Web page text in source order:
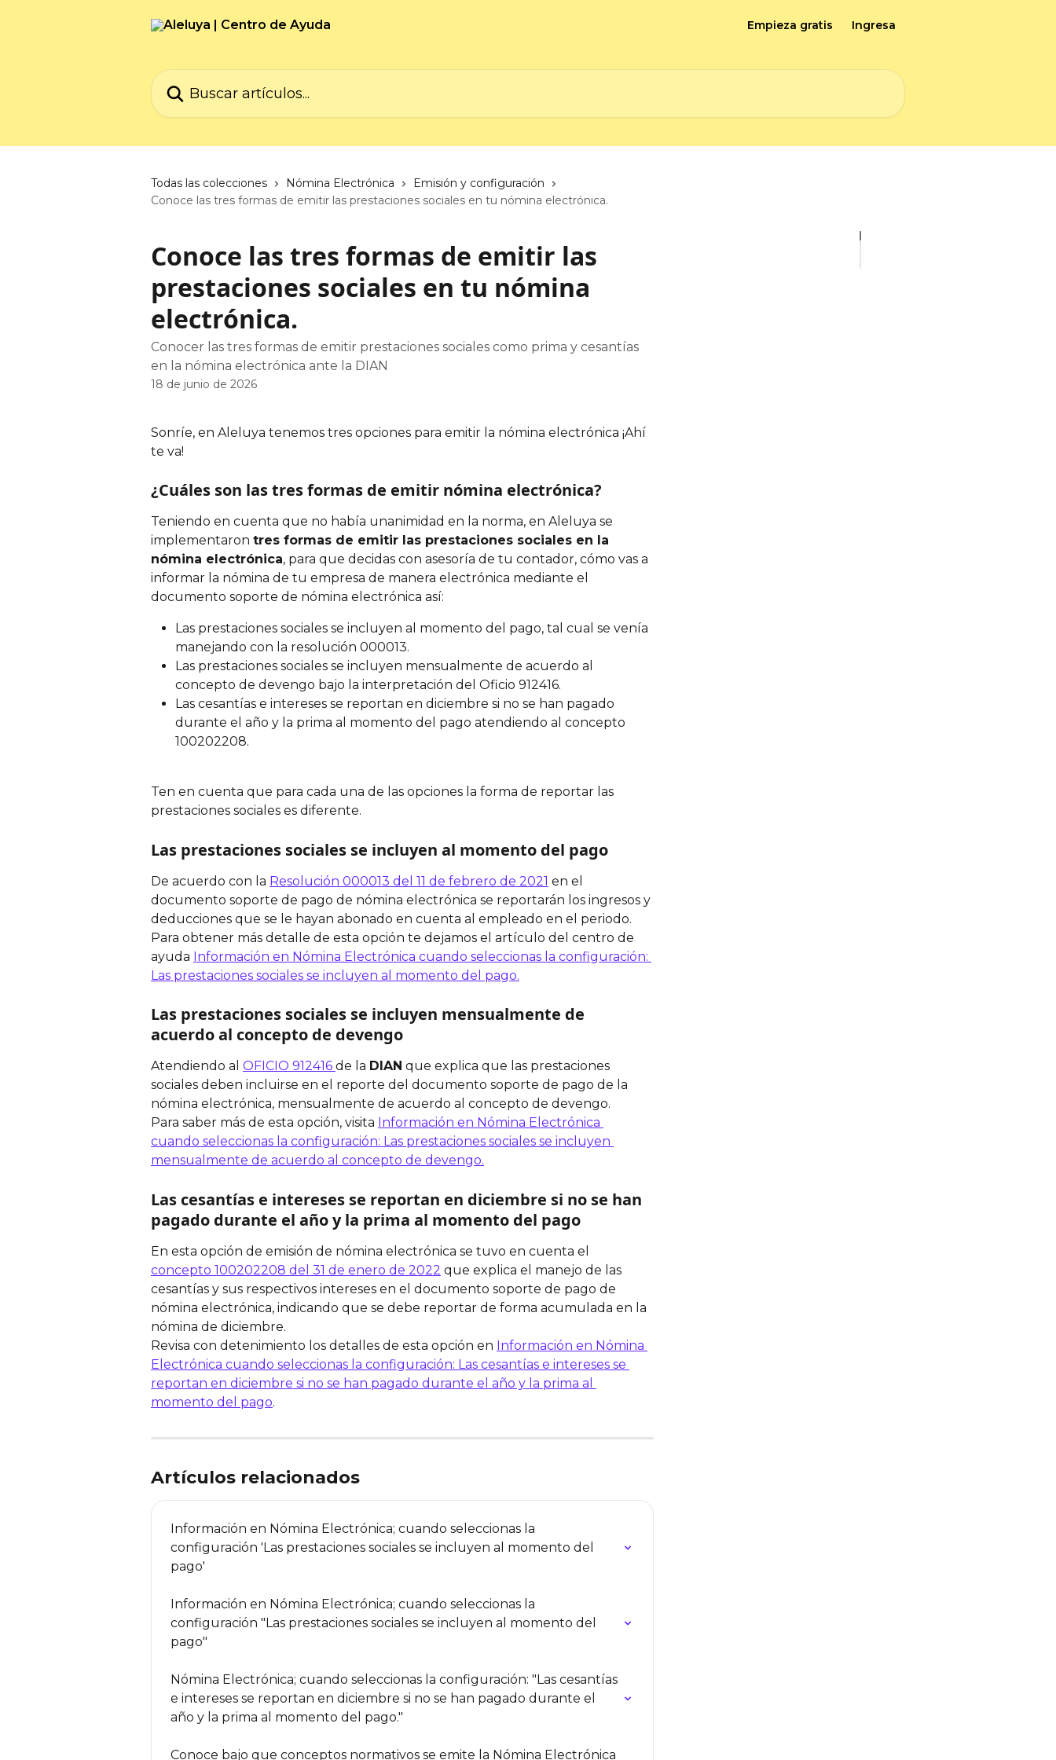
Empieza gratis Ingresa
Buscar artículos...
Todas las colecciones Nómina Electrónica
Emisión y configuración
Conoce las tres formas de emitir las prestaciones sociales en tu nómina electrónica.
Conoce las tres formas de emitir las
prestaciones sociales en tu nómina
electrónica.
Conocer las tres formas de emitir prestaciones sociales como prima y cesantías
en la nómina electrónica ante la DIAN
18 de junio de 2026
Sonríe, en Aleluya tenemos tres opciones para emitir la nómina electrónica ¡Ahí
te va!
¿Cuáles son las tres formas de emitir nómina electrónica?
Teniendo en cuenta que no había unanimidad en la norma, en Aleluya se
implementaron tres formas de emitir las prestaciones sociales en la
nómina electrónica, para que decidas con asesoría de tu contador, cómo vas a
informar la nómina de tu empresa de manera electrónica mediante el
documento soporte de nómina electrónica así:
Las prestaciones sociales se incluyen al momento del pago, tal cual se venía
manejando con la resolución 000013.
Las prestaciones sociales se incluyen mensualmente de acuerdo al
concepto de devengo bajo la interpretación del Oficio 912416.
Las cesantías e intereses se reportan en diciembre si no se han pagado
durante el año y la prima al momento del pago atendiendo al concepto
100202208.
Ten en cuenta que para cada una de las opciones la forma de reportar las
prestaciones sociales es diferente.
Las prestaciones sociales se incluyen al momento del pago
De acuerdo con la Resolución 000013 del 11 de febrero de 2021 en el
documento soporte de pago de nómina electrónica se reportarán los ingresos y
deducciones que se le hayan abonado en cuenta al empleado en el periodo.
Para obtener más detalle de esta opción te dejamos el artículo del centro de
ayuda Información en Nómina Electrónica cuando seleccionas la configuración:
Las prestaciones sociales se incluyen al momento del pago.
Las prestaciones sociales se incluyen mensualmente de
acuerdo al concepto de devengo
Atendiendo al OFICIO 912416 de la DIAN que explica que las prestaciones
sociales deben incluirse en el reporte del documento soporte de pago de la
nómina electrónica, mensualmente de acuerdo al concepto de devengo.
Para saber más de esta opción, visita Información en Nómina Electrónica
cuando seleccionas la configuración: Las prestaciones sociales se incluyen
mensualmente de acuerdo al concepto de devengo.
Las cesantías e intereses se reportan en diciembre si no se han
pagado durante el año y la prima al momento del pago
En esta opción de emisión de nómina electrónica se tuvo en cuenta el
concepto 100202208 del 31 de enero de 2022 que explica el manejo de las
cesantías y sus respectivos intereses en el documento soporte de pago de
nómina electrónica, indicando que se debe reportar de forma acumulada en la
nómina de diciembre.
Revisa con detenimiento los detalles de esta opción en Información en Nómina
Electrónica cuando seleccionas la configuración: Las cesantías e intereses se
reportan en diciembre si no se han pagado durante el año y la prima al
momento del pago.
Artículos relacionados
Información en Nómina Electrónica; cuando seleccionas la
configuración 'Las prestaciones sociales se incluyen al momento del
pago'
Información en Nómina Electrónica; cuando seleccionas la
configuración "Las prestaciones sociales se incluyen al momento del
pago"
Nómina Electrónica; cuando seleccionas la configuración: "Las cesantías
e intereses se reportan en diciembre si no se han pagado durante el
año y la prima al momento del pago."
Conoce bajo que conceptos normativos se emite la Nómina Electrónica